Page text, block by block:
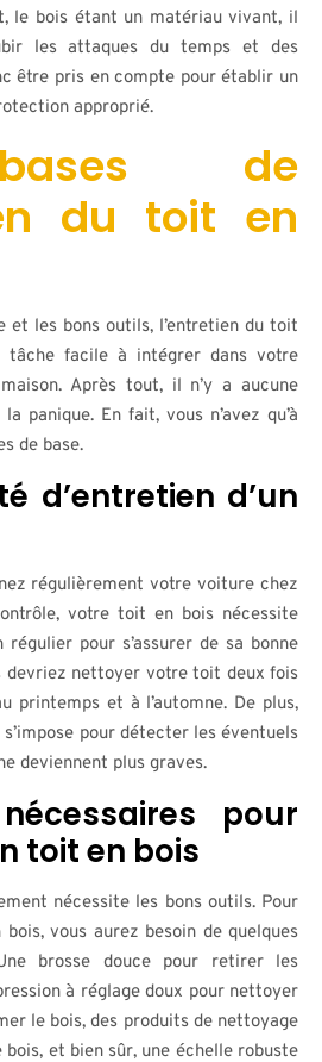
le bois étant un matériau vivant, il
les attaques du temps et des
être pris en compte pour établir un
approprié.
de
du toit en
et les bons outils, l’entretien du toit
facile à intégrer dans votre
Après tout, il n’y a aucune
panique. En fait, vous n’avez qu’à
de base.
d’entretien d’un
régulièrement votre voiture chez
votre toit en bois nécessite
pour s’assurer de sa bonne
devriez nettoyer votre toit deux fois
printemps et à l’automne. De plus,
pour détecter les éventuels
deviennent plus graves.
pour
toit en bois
nécessite les bons outils. Pour
vous aurez besoin de quelques
brosse douce pour retirer les
à réglage doux pour nettoyer
le bois, des produits de nettoyage
et bien sûr, une échelle robuste